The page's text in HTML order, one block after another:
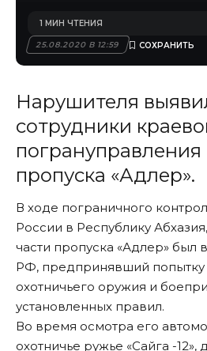
25.08.2020 В 12:59
1 МИН ЧТЕНИЯ
Нарушителя
сотрудники
погрануправления
пропуска «Адлер».
В ходе пограничного
России в Республику
части пропуска «Адлер» был
РФ, предпринявший попытку
охотничьего оружия и
установленных правил.
Во время осмотра его
охотничье ружье «Сайга -12»,